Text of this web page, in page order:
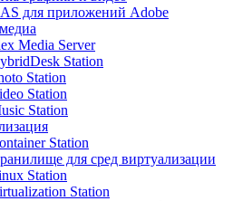
для приложений Adobe
Media Server
Station
Station
Station
Station
Station
для сред виртуализации
Station
Station